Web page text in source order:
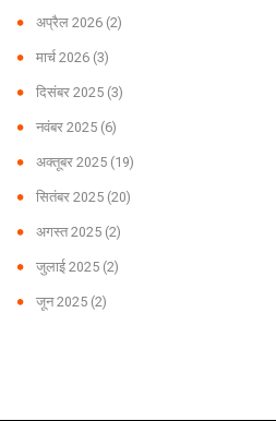
अप्रैल 2026 (2)
मार्च 2026 (3)
दिसंबर 2025 (3)
नवंबर 2025 (6)
अक्तूबर 2025 (19)
सितंबर 2025 (20)
अगस्त 2025 (2)
जुलाई 2025 (2)
जून 2025 (2)